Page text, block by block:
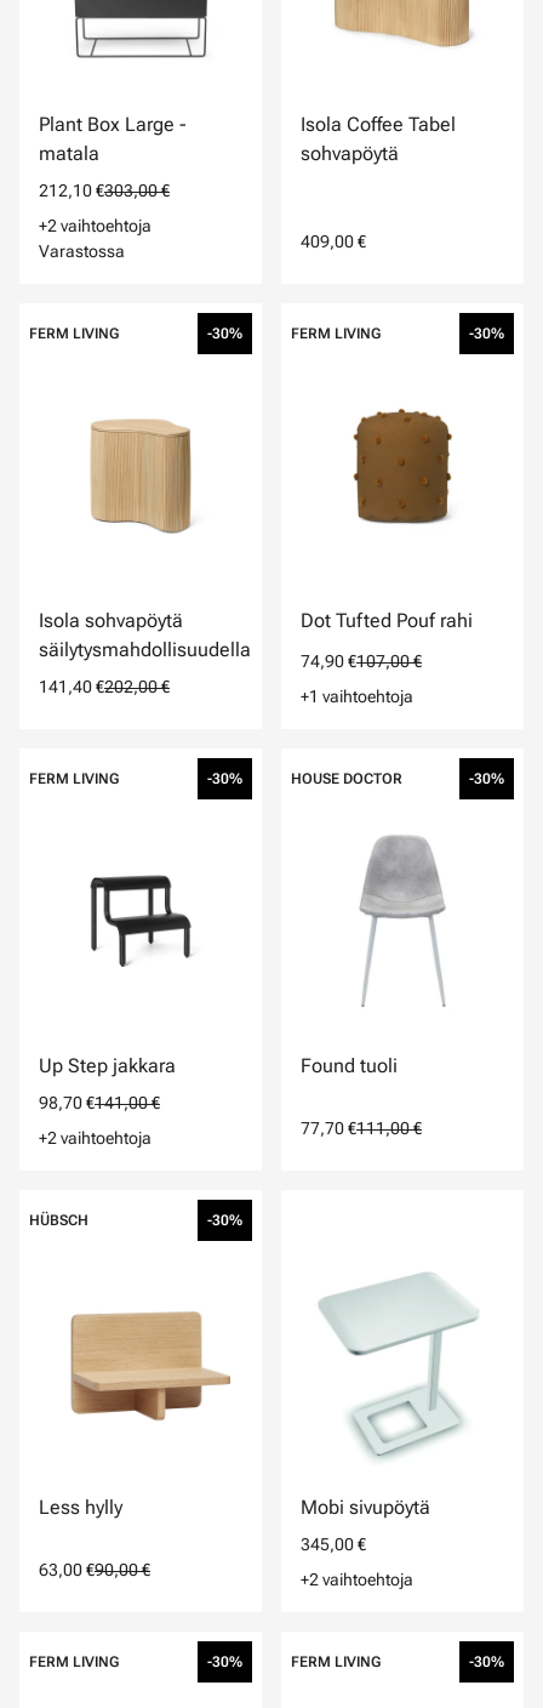
Plant Box Large -
matala
212,10 €303,00 €
+2 vaihtoehtoja
Varastossa
Isola Coffee Tabel
sohvapöytä
409,00 €
FERM LIVING -30%
Isola sohvapöytä
säilytysmahdollisuudella
141,40 €202,00 €
FERM LIVING -30%
Dot Tufted Pouf rahi
74,90 €107,00 €
+1 vaihtoehtoja
FERM LIVING -30%
Up Step jakkara
98,70 €141,00 €
+2 vaihtoehtoja
HOUSE DOCTOR -30%
Found tuoli
77,70 €111,00 €
HÜBSCH -30%
Less hylly
63,00 €90,00 €
Mobi sivupöytä
345,00 €
+2 vaihtoehtoja
FERM LIVING -30% FERM LIVING -30%